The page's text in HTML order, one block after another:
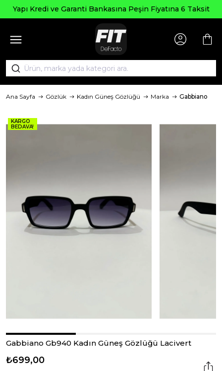
Bankasına Peşin Fiyatına 6 Taksit
Ana Sayfa Gözlük Kadın Güneş Gözlüğü Marka Gabbiano
KARGO
BEDAVA!
Gabbiano Gb940 Kadın Güneş Gözlüğü Lacivert
₺699,00